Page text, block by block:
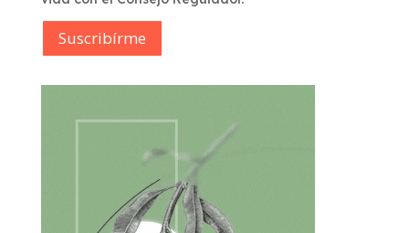
Suscribírme